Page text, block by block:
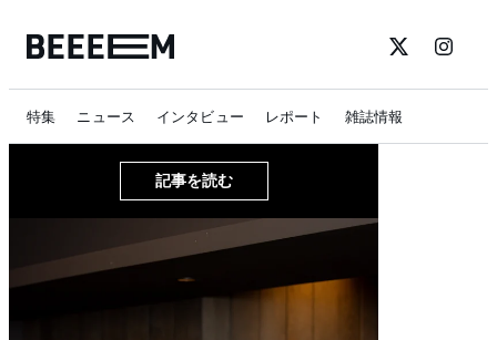
特集 ニュース インタビュー レポート 雑誌情報
記事を読む